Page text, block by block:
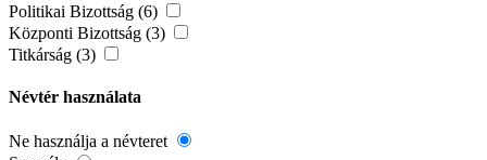
Politikai Bizottság (6)
Központi Bizottság (3)
Titkárság (3)
Névtér használata
Ne használja a névteret